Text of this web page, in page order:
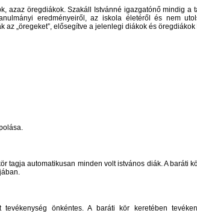
azaz öregdiákok. Szakáll Istvánné igazgatónő mindig a
eredményeiről, az iskola életéről és nem
„öregeket”, elősegítve a jelenlegi diákok és öregdiákok
tagja automatikusan minden volt istvános diák. A baráti
önkéntes. A baráti kör keretében